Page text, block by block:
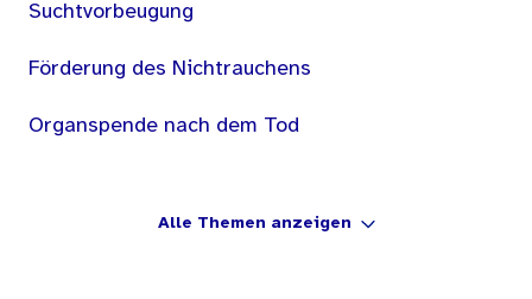
Suchtvorbeugung
Förderung des Nichtrauchens
Organspende nach dem Tod
Alle Themen anzeigen